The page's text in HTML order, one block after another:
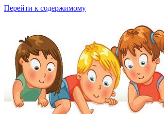
Перейти к содержимому